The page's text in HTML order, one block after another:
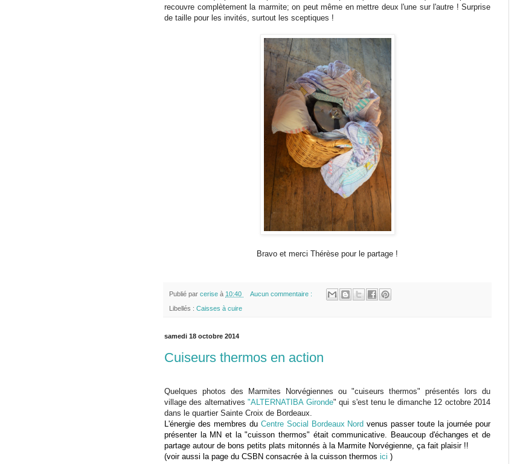
recouvre complètement la marmite; on peut même en mettre deux l'une sur l'autre ! Surprise
de taille pour les invités, surtout les sceptiques !
Bravo et merci Thérèse pour le partage !
Publié par cerise à 10:40 Aucun commentaire :
Libellés : Caisses à cuire
samedi 18 octobre 2014
Cuiseurs thermos en action
Quelques photos des Marmites Norvégiennes ou "cuiseurs thermos" présentés lors du
village des alternatives"ALTERNATIBA Gironde" qui s'est tenu le dimanche 12 octobre 2014
dans le quartier Sainte Croix de Bordeaux.
L'énergie des membres du Centre Social Bordeaux Nord venus passer toute la journée pour
présenter la MN et la "cuisson thermos" était communicative . Beaucoup d'échanges et de
partage autour de bons petits plats mitonnés à la Marmite Norvégienne, ça fait plaisir !!
(voir aussi la page du CSBN consacrée à la cuisson thermos ici )